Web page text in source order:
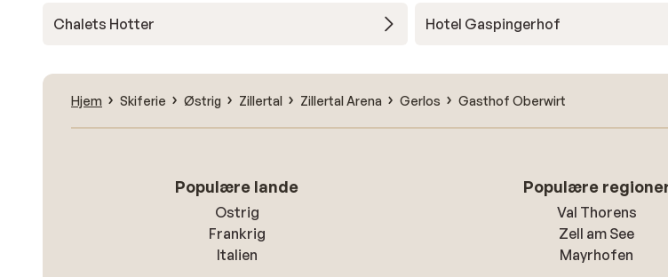
Chalets Hotter Hotel Gaspingerhof
Hjem Skiferie Østrig Zillertal Zillertal Arena Gerlos Gasthof Oberwirt
Populære lande
Ostrig
Frankrig
Italien
Populære
Val Thorens
Zell am See
Mayrhofen